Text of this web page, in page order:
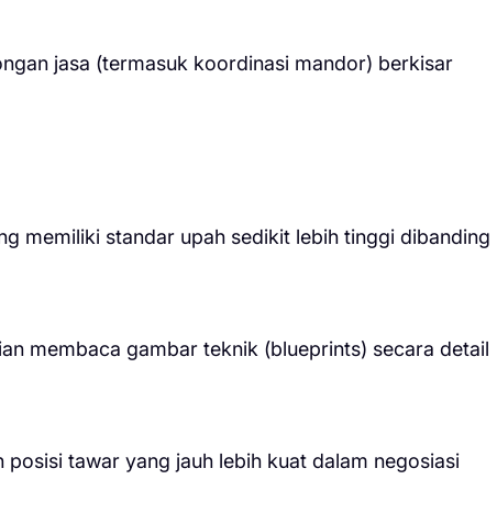
jasa (termasuk koordinasi mandor) berkisar
memiliki standar upah sedikit lebih tinggi dibanding
membaca gambar teknik (blueprints) secara detail
tawar yang jauh lebih kuat dalam negosiasi